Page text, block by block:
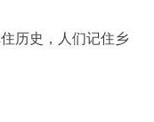
历史，人们记住乡